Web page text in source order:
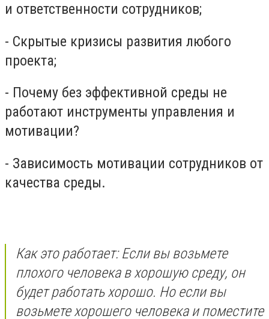
и ответственности сотрудников;
- Скрытые кризисы развития любого
проекта;
- Почему без эффективной среды не
работают инструменты управления и
мотивации?
- Зависимость мотивации сотрудников от
качества среды.
Как это работает: Если вы возьмете
плохого человека в хорошую среду, он
будет работать хорошо. Но если вы
возьмете хорошего человека и поместите